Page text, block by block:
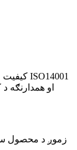
زموږ د محصول